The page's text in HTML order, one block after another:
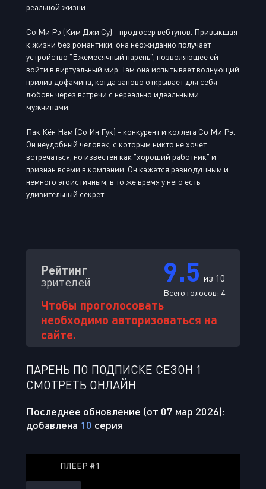
реальной жизни.
Со Ми Рэ (Ким Джи Су) - продюсер вебтунов. Привыкшая
к жизни без романтики, она неожиданно получает
устройство "Ежемесячный парень", позволяющее ей
войти в виртуальный мир. Там она испытывает волнующий
прилив дофамина, когда заново открывает для себя
любовь через встречи с нереально идеальными
мужчинами.
Пак Кён Нам (Со Ин Гук) - конкурент и коллега Со Ми Рэ.
Он неудобный человек, с которым никто не хочет
встречаться, но известен как "хороший работник" и
признан всеми в компании. Он кажется равнодушным и
немного эгоистичным, в то же время у него есть
удивительный секрет.
Рейтинг
зрителей 9.5 из 10
Всего голосов: 4
Чтобы проголосовать
необходимо авторизоваться на
сайте.
ПАРЕНЬ ПО ПОДПИСКЕ СЕЗОН 1
СМОТРЕТЬ ОНЛАЙН
Последнее обновление (от 07 мар 2026):
добавлена 10 серия
ПЛЕЕР #1